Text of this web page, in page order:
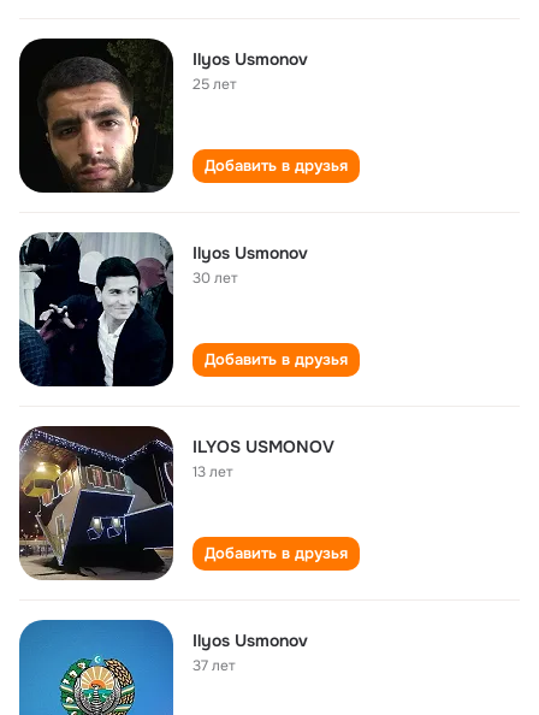
Ilyos Usmonov
25 лет
Добавить в друзья
Ilyos Usmonov
30 лет
Добавить в друзья
ILYOS USMONOV
13 лет
Добавить в друзья
Ilyos Usmonov
37 лет